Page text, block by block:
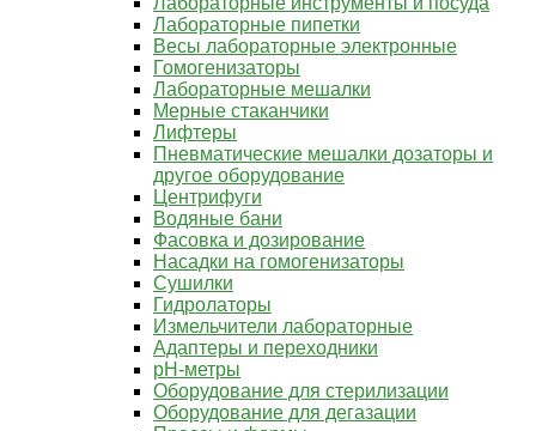
Лабораторные пипетки
Весы лабораторные электронные
Гомогенизаторы
Лабораторные мешалки
Мерные стаканчики
Лифтеры
Пневматические мешалки дозаторы и
другое оборудование
Центрифуги
Водяные бани
Фасовка и дозирование
Насадки на гомогенизаторы
Сушилки
Гидролаторы
Измельчители лабораторные
Адаптеры и переходники
pH-метры
Оборудование для стерилизации
Оборудование для дегазации